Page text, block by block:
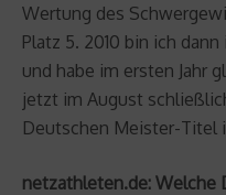
Wertung des
Platz 5. 2010 bin ich
und habe im ersten Jahr
jetzt im August
Deutschen Meister-Titel
netzathleten.de: Welche